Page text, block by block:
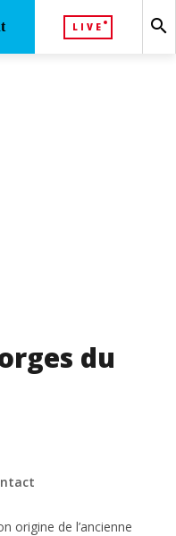
LIVE search
du
origine de l’ancienne